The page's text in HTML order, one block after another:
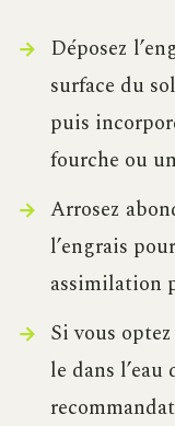
Déposez
surface du
puis
fourche ou
Arrosez
l’engrais
assimilation
Si vous
le dans l’eau